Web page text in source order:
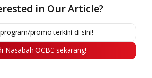
in Our Article?
promo terkini di sini!
Nasabah OCBC sekarang!